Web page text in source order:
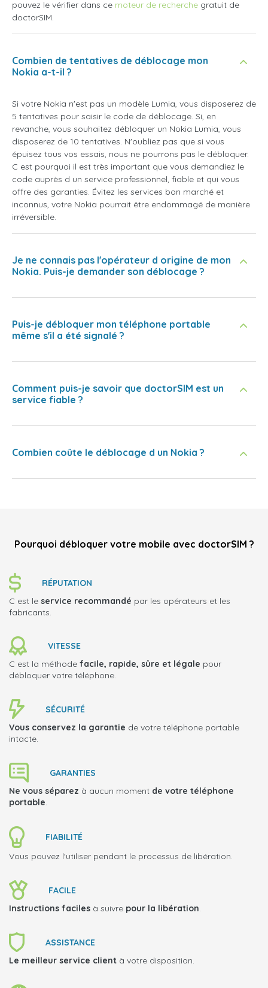
pouvez le vérifier dans ce moteur de recherche gratuit de
doctorSIM.
Combien de tentatives de déblocage mon
Nokia a-t-il ?
Si votre Nokia n'est pas un modèle Lumia, vous disposerez de
5 tentatives pour saisir le code de déblocage. Si, en
revanche, vous souhaitez débloquer un Nokia Lumia, vous
disposerez de 10 tentatives. N'oubliez pas que si vous
épuisez tous vos essais, nous ne pourrons pas le débloquer.
C est pourquoi il est très important que vous demandiez le
code auprès d un service professionnel, fiable et qui vous
offre des garanties. Évitez les services bon marché et
inconnus, votre Nokia pourrait être endommagé de manière
irréversible.
Je ne connais pas l'opérateur d origine de mon
Nokia. Puis-je demander son déblocage ?
Puis-je débloquer mon téléphone portable
même s'il a été signalé ?
Comment puis-je savoir que doctorSIM est un
service fiable ?
Combien coûte le déblocage d un Nokia ?
Pourquoi débloquer votre mobile avec doctorSIM ?
RÉPUTATION
C est le service recommandé par les opérateurs et les
fabricants.
VITESSE
C est la méthode facile, rapide, sûre et légale pour
débloquer votre téléphone.
SÉCURITÉ
Vous conservez la garantie de votre téléphone portable
intacte.
GARANTIES
Ne vous séparez à aucun moment de votre téléphone
portable.
FIABILITÉ
Vous pouvez l'utiliser pendant le processus de libération.
FACILE
Instructions faciles à suivre pour la libération.
ASSISTANCE
Le meilleur service client à votre disposition.